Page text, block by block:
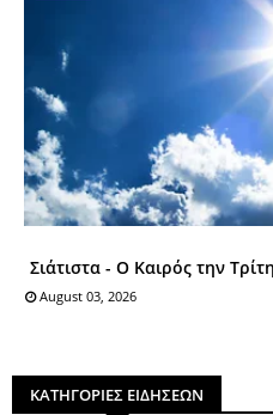
Σιάτιστα - Ο Καιρός την
August 03, 2026
ΚΑΤΗΓΟΡΙΕΣ ΕΙΔΗΣΕΩΝ